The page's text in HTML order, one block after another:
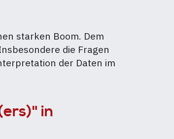
starken Boom. Dem
die Fragen
der Daten im
in